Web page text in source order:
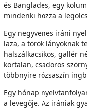
és Banglades, egy
mindenki hozza a
Egy negyvenes iráni
laza, a török lányoknak
halszálkacsíkos, gallér
kortalan, csadoros
többnyire rózsaszín
Egy hónap
a levegője. Az irániak